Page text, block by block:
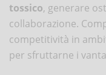
tossico, generare
collaborazione.
competitività in
per sfruttarne i